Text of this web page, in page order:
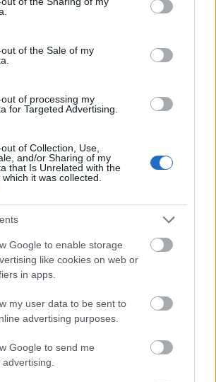
to Google and its third-party tags to
specified purposes in below Google
of the Sale of my
of processing my
for Targeted Advertising.
of Collection, Use,
and/or Sharing of my
that Is Unrelated with the
it was collected.
Google to enable storage
like cookies on web or
in apps.
my user data to be sent to
advertising purposes.
Google to send me
elem
és témák